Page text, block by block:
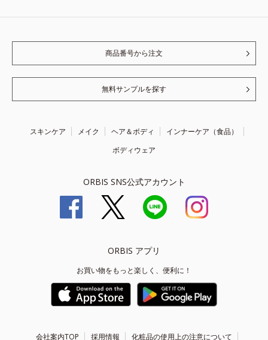
商品番号から注文
無料サンプルを探す
スキンケア メイク ヘア＆ボディ
インナーケア（食品）
ボディウェア
ORBIS SNS公式アカウント
ORBIS アプリ
お買い物をもっと楽しく、便利に！
会社案内TOP 採用情報 化粧品の使用上の注意について